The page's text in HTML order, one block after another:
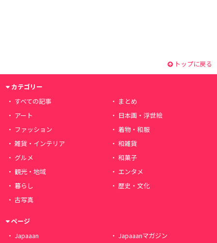
トップに戻る
カテゴリー
すべての記事
まとめ
アート
日本画・浮世絵
ファッション
着物・和服
雑貨・インテリア
和雑貨
グルメ
和菓子
観光・地域
エンタメ
暮らし
歴史・文化
古写真
ページ
Japaaan
Japaaanマガジン